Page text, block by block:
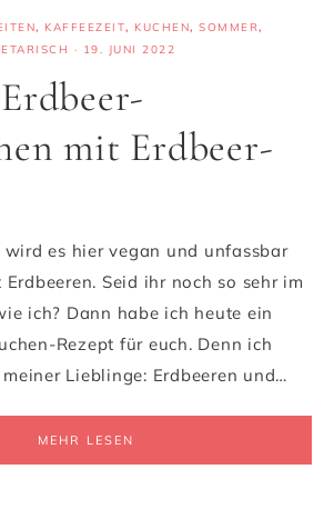
, KAFFEEZEIT, KUCHEN, SOMMER,
· 19. JUNI 2022
mit Erdbeer-
wird es hier vegan und unfassbar
Seid ihr noch so sehr im
ich? Dann habe ich heute ein
Rezept für euch. Denn ich
Lieblinge: Erdbeeren und…
MEHR LESEN